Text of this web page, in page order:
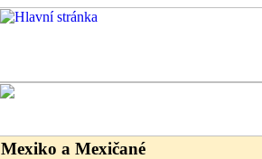
Mexiko a Mexičané